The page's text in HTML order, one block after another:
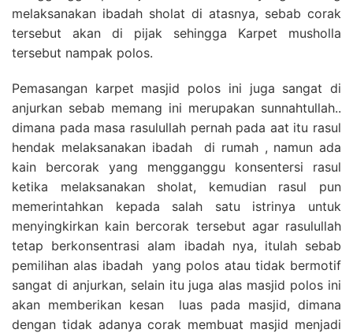
melaksanakan ibadah sholat di atasnya, sebab corak
tersebut akan di pijak sehingga Karpet musholla
tersebut nampak polos.
Pemasangan karpet masjid polos ini juga sangat di
anjurkan sebab memang ini merupakan sunnahtullah..
dimana pada masa rasulullah pernah pada aat itu rasul
hendak melaksanakan ibadah di rumah , namun ada
kain bercorak yang mengganggu konsentersi rasul
ketika melaksanakan sholat, kemudian rasul pun
memerintahkan kepada salah satu istrinya untuk
menyingkirkan kain bercorak tersebut agar rasulullah
tetap berkonsentrasi alam ibadah nya, itulah sebab
pemilihan alas ibadah yang polos atau tidak bermotif
sangat di anjurkan, selain itu juga alas masjid polos ini
akan memberikan kesan luas pada masjid, dimana
dengan tidak adanya corak membuat masjid menjadi